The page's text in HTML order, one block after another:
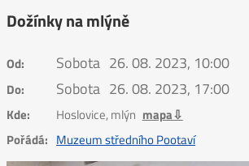
Dožínky na mlýně
Od: Sobota 26. 08. 2023, 10:00
Do: Sobota 26. 08. 2023, 17:00
Kde: Hoslovice, mlýn mapa⇩
Pořádá: Muzeum středního Pootaví